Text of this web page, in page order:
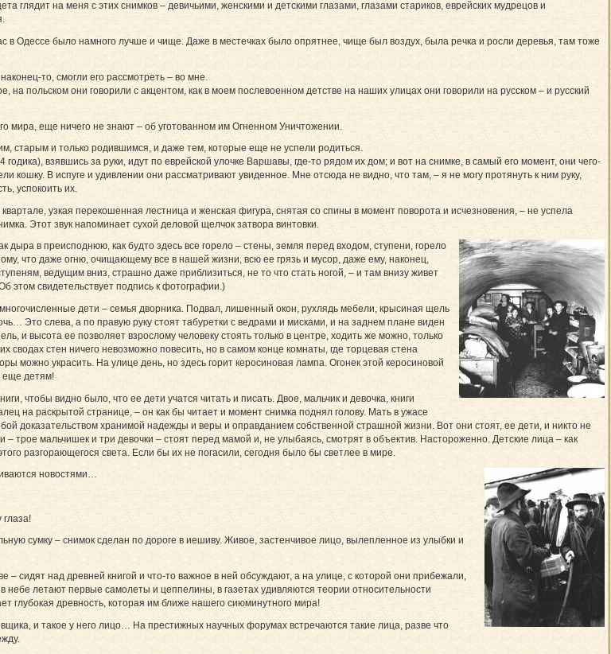
глядит на меня с этих снимков – девичьими, женскими и детскими глазами, глазами стариков, еврейских мудрецов и
в Одессе было намного лучше и чище. Даже в местечках было опрятнее, чище был воздух, была речка и росли деревья, там тоже
то, смогли его рассмотреть – во мне.
польском они говорили с акцентом, как в моем послевоенном детстве на наших улицах они говорили на русском – и русский
мира, еще ничего не знают – об уготованном им Огненном Уничтожении.
старым и только родившимся, и даже тем, которые еще не успели родиться.
взявшись за руки, идут по еврейской улочке Варшавы, где-то рядом их дом; и вот на снимке, в самый его момент, они чего-
кошку. В испуге и удивлении они рассматривают увиденное. Мне отсюда не видно, что там, – я не могу протянуть к ним руку,
успокоить их.
узкая перекошенная лестница и женская фигура, снятая со спины в момент поворота и исчезновения, – не успела
Этот звук напоминает сухой деловой щелчок затвора винтовки.
дыра в преисподнюю, как будто здесь все горело – стены, земля перед входом, ступени, горело
что даже огню, очищающему все в нашей жизни, всю ее грязь и мусор, даже ему, наконец,
ведущим вниз, страшно даже приблизиться, не то что стать ногой, – и там внизу живет
этом свидетельствует подпись к фотографии.)
дети – семья дворника. Подвал, лишенный окон, рухлядь мебели, крысиная щель
Это слева, а по правую руку стоят табуретки с ведрами и мисками, и на заднем плане виден
и высота ее позволяет взрослому человеку стоять только в центре, ходить же можно, только
стен ничего невозможно повесить, но в самом конце комнаты, где торцевая стена
можно украсить. На улице день, но здесь горит керосиновая лампа. Огонек этой керосиновой
еще детям!
чтобы видно было, что ее дети учатся читать и писать. Двое, мальчик и девочка, книги
на раскрытой странице, – он как бы читает и момент снимка поднял голову. Мать в ужасе
доказательством хранимой надежды и веры и оправданием собственной страшной жизни. Вот они стоят, ее дети, и никто не
трое мальчишек и три девочки – стоят перед мамой и, не улыбаясь, смотрят в объектив. Настороженно. Детские лица – как
разгорающегося света. Если бы их не погасили, сегодня было бы светлее в мире.
новостями…
сумку – снимок сделан по дороге в иешиву. Живое, застенчивое лицо, вылепленное из улыбки и
– сидят над древней книгой и что-то важное в ней обсуждают, а на улице, с которой они прибежали,
небе летают первые самолеты и цеппелины, в газетах удивляются теории относительности
древность, которая им ближе нашего сию­минутного мира!
и такое у него лицо… На престижных научных форумах встречаются такие лица, разве что